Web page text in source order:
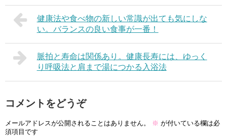
健康法や食べ物の新しい常識が出ても気にしな
い。バランスの良い食事が一番！
脈拍と寿命は関係あり。健康長寿には、ゆっく
り呼吸法と肩まで湯につかる入浴法
コメントをどうぞ
メールアドレスが公開されることはありません。 ※ が付いている欄は必
須項目です